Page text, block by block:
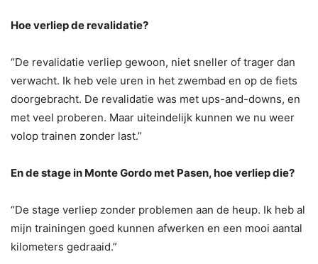
Hoe verliep de revalidatie?
“De revalidatie verliep gewoon, niet sneller of trager dan
verwacht. Ik heb vele uren in het zwembad en op de fiets
doorgebracht. De revalidatie was met ups-and-downs, en
met veel proberen. Maar uiteindelijk kunnen we nu weer
volop trainen zonder last.”
En de stage in Monte Gordo met Pasen, hoe verliep die?
“De stage verliep zonder problemen aan de heup. Ik heb al
mijn trainingen goed kunnen afwerken en een mooi aantal
kilometers gedraaid.”